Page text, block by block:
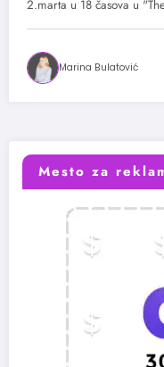
2.marta u 18 časova u
Marina Bulatović
Mesto za